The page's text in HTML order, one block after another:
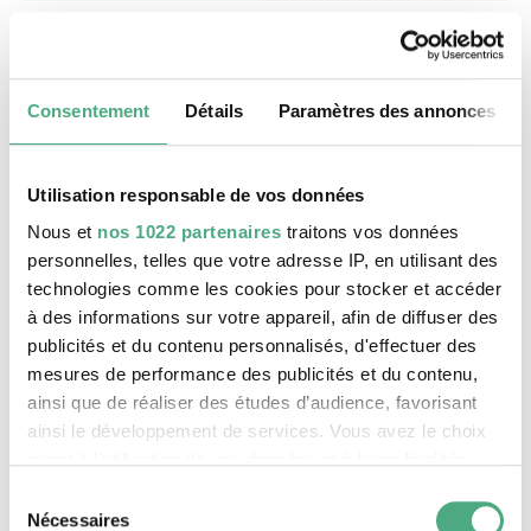
Consentement Détails Paramètres des annonces
Utilisation responsable de vos données
Nous et nos 1022 partenaires traitons vos données
personnelles, telles que votre adresse IP, en utilisant des
technologies comme les cookies pour stocker et accéder
à des informations sur votre appareil, afin de diffuser des
publicités et du contenu personnalisés, d'effectuer des
mesures de performance des publicités et du contenu,
ainsi que de réaliser des études d’audience, favorisant
ainsi le développement de services. Vous avez le choix
tout moment en consultant la Déclaration relative aux
Nécessaires
Le patrimoine mondial Völklinger Hütte
VISITE GUIDÉE PUBLIQUE
Le monte-charge incliné de la Völklinger Hütte
Copyright: Weltkulturerbe Völklinger Hütte | Karl
©
Le patrimoine mondial Völklinger Hütte